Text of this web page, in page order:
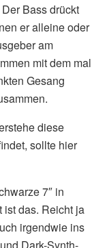
Bass drückt
er alleine oder
am
mit dem mal
Gesang
diese
sollte hier
7″ in
ist das. Reicht ja
irgendwie ins
Dark-Synth-